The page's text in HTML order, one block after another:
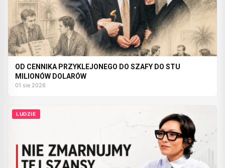
OD CENNIKA PRZYKLEJONEGO DO SZAFY DO STU
MILIONÓW DOLARÓW
01 sie 2026
LUDZIE